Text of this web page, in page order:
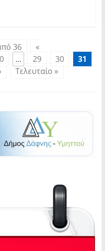
36
«
... 29 30
31
Τελευταίο »